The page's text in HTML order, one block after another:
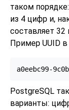
таком
из 4 цифр и,
составляет
Пример UUID
a0eebc99-
PostgreSQL
варианты: